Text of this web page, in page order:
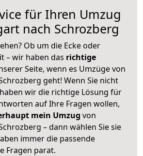
für Ihren Umzug
nach Schrozberg
Ob um die Ecke oder
– wir haben das richtige
Seite, wenn es Umzüge von
geht! Wenn Sie nicht
wir die richtige Lösung für
auf Ihre Fragen wollen,
mein Umzug von
– dann wählen Sie sie
immer die passende
Fragen parat.